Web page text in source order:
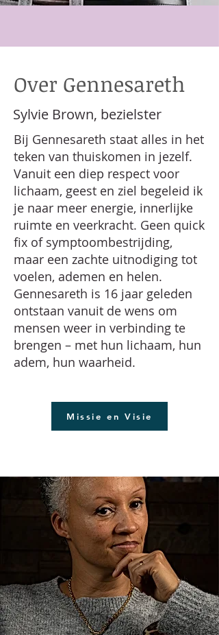
Over Gennesareth
Sylvie Brown, bezielster
Bij Gennesareth staat alles in het
teken van thuiskomen in jezelf.
Vanuit een diep respect voor
lichaam, geest en ziel begeleid ik
je naar meer energie, innerlijke
ruimte en veerkracht. Geen quick
fix of symptoombestrijding,
maar een zachte uitnodiging tot
voelen, ademen en helen.
Gennesareth is 16 jaar geleden
ontstaan vanuit de wens om
mensen weer in verbinding te
brengen – met hun lichaam, hun
adem, hun waarheid.
Missie en Visie